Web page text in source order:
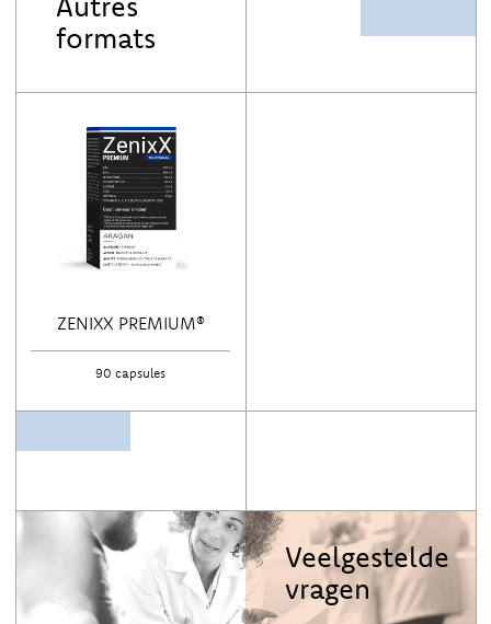
Vitamine D: 25 μg (500% RI)
RI: referentie-inname
formats
ZENIXX PREMIUM®
90 capsules
Veelgestelde
vragen